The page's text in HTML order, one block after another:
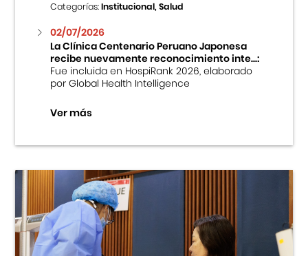
Categorías:Institucional, Salud
02/07/2026
La Clínica Centenario Peruano Japonesa
recibe nuevamente reconocimiento inte...:
Fue incluida en HospiRank 2026, elaborado
por Global Health Intelligence
Ver más